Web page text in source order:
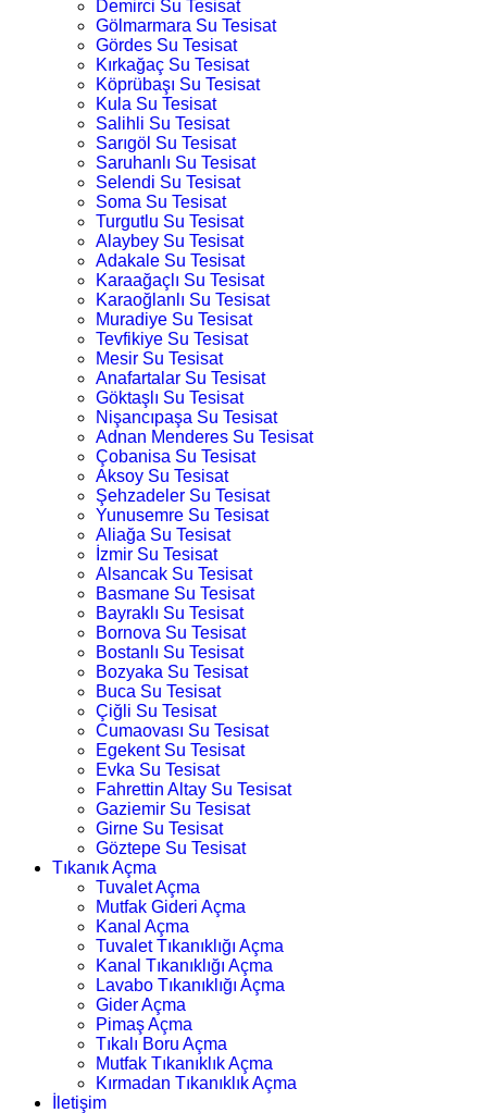
Demirci Su Tesisat
Gölmarmara Su Tesisat
Gördes Su Tesisat
Kırkağaç Su Tesisat
Köprübaşı Su Tesisat
Kula Su Tesisat
Salihli Su Tesisat
Sarıgöl Su Tesisat
Saruhanlı Su Tesisat
Selendi Su Tesisat
Soma Su Tesisat
Turgutlu Su Tesisat
Alaybey Su Tesisat
Adakale Su Tesisat
Karaağaçlı Su Tesisat
Karaoğlanlı Su Tesisat
Muradiye Su Tesisat
Tevfikiye Su Tesisat
Mesir Su Tesisat
Anafartalar Su Tesisat
Göktaşlı Su Tesisat
Nişancıpaşa Su Tesisat
Adnan Menderes Su Tesisat
Çobanisa Su Tesisat
Aksoy Su Tesisat
Şehzadeler Su Tesisat
Yunusemre Su Tesisat
Aliağa Su Tesisat
İzmir Su Tesisat
Alsancak Su Tesisat
Basmane Su Tesisat
Bayraklı Su Tesisat
Bornova Su Tesisat
Bostanlı Su Tesisat
Bozyaka Su Tesisat
Buca Su Tesisat
Çiğli Su Tesisat
Cumaovası Su Tesisat
Egekent Su Tesisat
Evka Su Tesisat
Fahrettin Altay Su Tesisat
Gaziemir Su Tesisat
Girne Su Tesisat
Göztepe Su Tesisat
Tıkanık Açma
Tuvalet Açma
Mutfak Gideri Açma
Kanal Açma
Tuvalet Tıkanıklığı Açma
Kanal Tıkanıklığı Açma
Lavabo Tıkanıklığı Açma
Gider Açma
Pimaş Açma
Tıkalı Boru Açma
Mutfak Tıkanıklık Açma
Kırmadan Tıkanıklık Açma
İletişim